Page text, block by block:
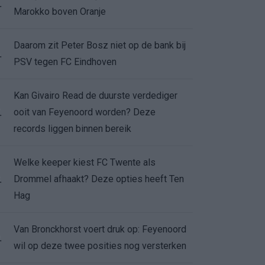
Marokko boven Oranje
Daarom zit Peter Bosz niet op de bank bij
PSV tegen FC Eindhoven
Kan Givairo Read de duurste verdediger
ooit van Feyenoord worden? Deze
records liggen binnen bereik
Welke keeper kiest FC Twente als
Drommel afhaakt? Deze opties heeft Ten
Hag
Van Bronckhorst voert druk op: Feyenoord
wil op deze twee posities nog versterken